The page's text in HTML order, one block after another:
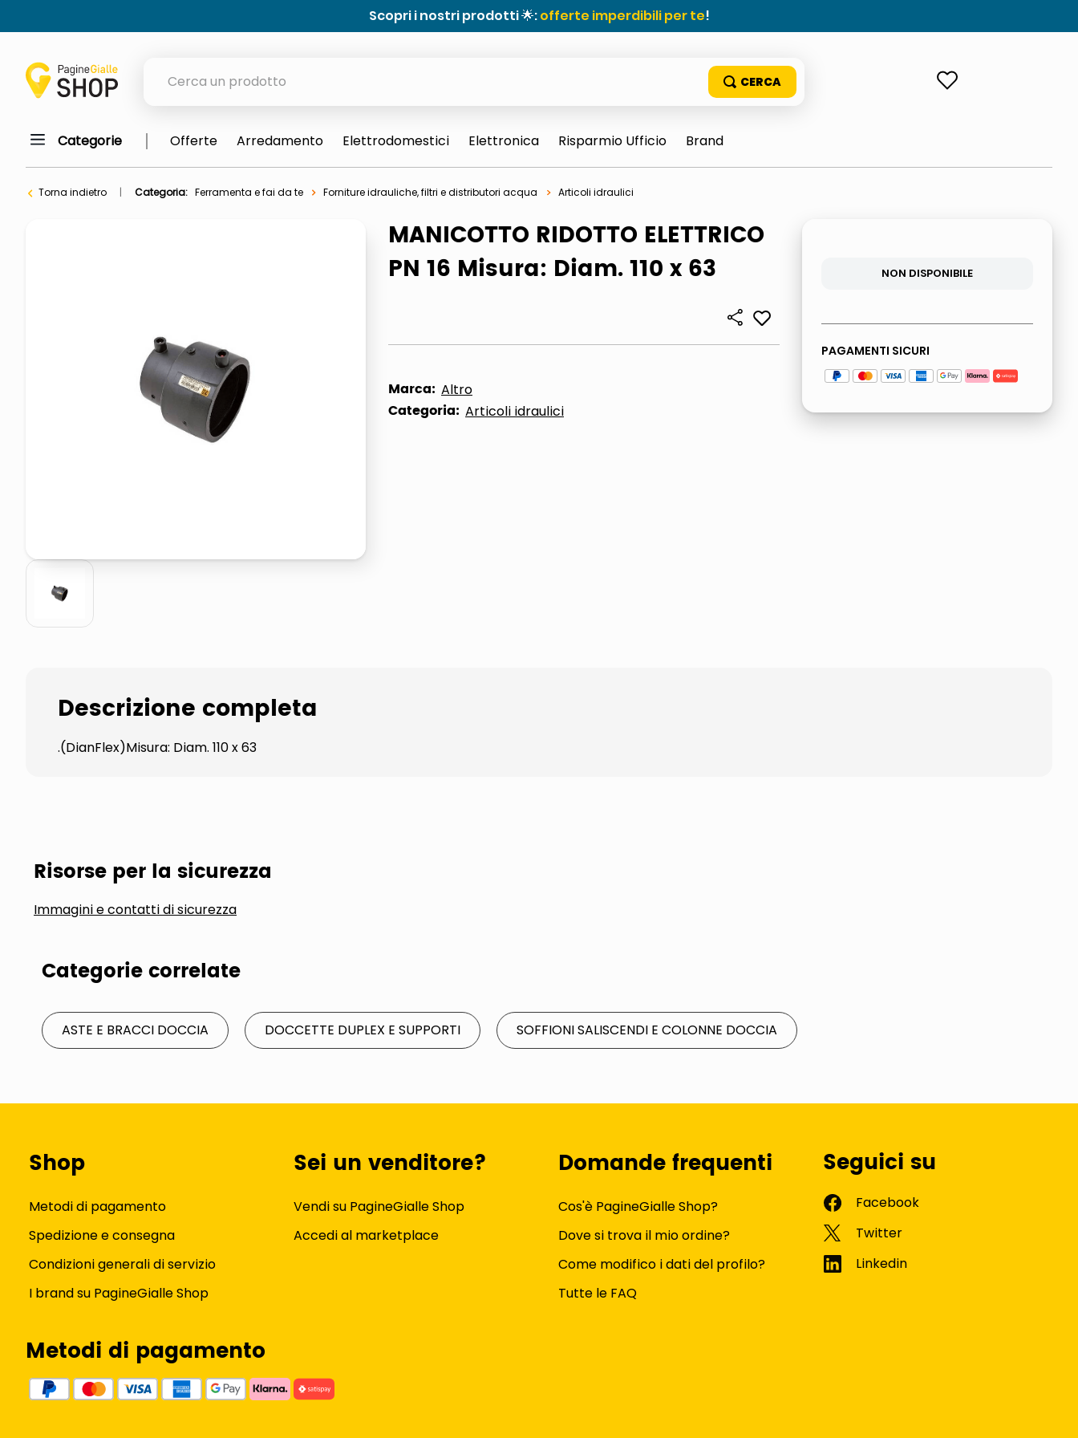
Scopri i nostri prodotti 🌟:offerte imperdibili per te!
orologio parete
lucidatrice pavimenti
pattumiera raccolta differenziata
asciuga capelli spazzola
Categorie Offerte Arredamento Elettrodomestici Elettronica Risparmio Ufficio Brand
Torna indietro Categoria: Ferramenta e fai da te Forniture idrauliche, filtri e distributori acqua Articoli idraulici
MANICOTTO RIDOTTO ELETTRICO
PN 16 Misura: Diam. 110 x 63
Marca: Altro
Categoria: Articoli idraulici
NON DISPONIBILE
PAGAMENTI SICURI
Descrizione completa
.(DianFlex)Misura: Diam. 110 x 63
Risorse per la sicurezza
Immagini e contatti di sicurezza
Categorie correlate
ASTE E BRACCI DOCCIA DOCCETTE DUPLEX E SUPPORTI SOFFIONI SALISCENDI E COLONNE DOCCIA
Shop
Metodi di pagamento
Spedizione e consegna
Condizioni generali di servizio
I brand su PagineGialle Shop
Sei un venditore?
Vendi su PagineGialle Shop
Accedi al marketplace
Domande frequenti
Cos'è PagineGialle Shop?
Dove si trova il mio ordine?
Come modifico i dati del profilo?
Tutte le FAQ
Seguici su
Metodi di pagamento